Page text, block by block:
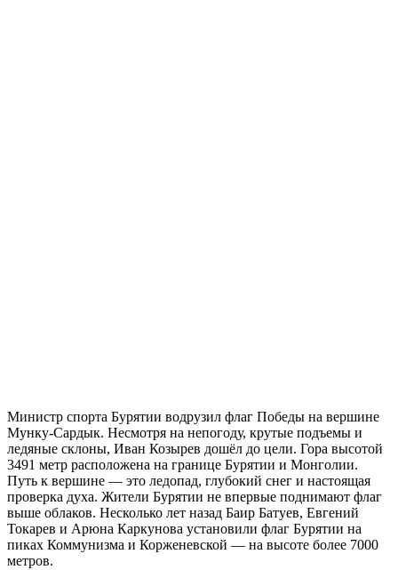
Министр спорта Бурятии водрузил флаг Победы на вершине
Мунку-Сардык. Несмотря на непогоду, крутые подъемы и
ледяные склоны, Иван Козырев дошёл до цели. Гора высотой
3491 метр расположена на границе Бурятии и Монголии.
Путь к вершине — это ледопад, глубокий снег и настоящая
проверка духа. Жители Бурятии не впервые поднимают флаг
выше облаков. Несколько лет назад Баир Батуев, Евгений
Токарев и Арюна Каркунова установили флаг Бурятии на
пиках Коммунизма и Корженевской — на высоте более 7000
метров.